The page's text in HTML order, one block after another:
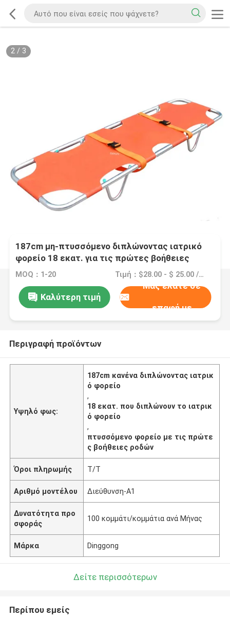
2/ 3
187cm μη-πτυσσόμενο διπλώνοντας ιατρικό
φορείο 18 εκατ. για τις πρώτες βοήθειες
MOQ：1-20 Τιμή：$28.00 - $ 25.00 /Pieces 1-29 Pieces
Καλύτερη τιμή
Μας ελάτε σε
επαφή με
Περιγραφή προϊόντων
Υψηλό φως:
187cm κανένα διπλώνοντας ιατρικ
ό φορείο
,
18 εκατ. που διπλώνουν το ιατρικ
ό φορείο
,
πτυσσόμενο φορείο με τις πρώτε
ς βοήθειες ροδών
Όροι πληρωμής T/T
Αριθμό μοντέλου Διεύθυνση-Α1
Δυνατότητα προ
σφοράς
100 κομμάτι/κομμάτια ανά Μήνας
Μάρκα Dinggong
Δείτε περισσότερων
Περίπου εμείς